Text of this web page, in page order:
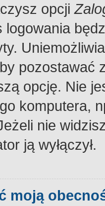
opcji
logowania
pozostawać
opcję. Nie
komputera,
nie
ją wyłączył.
moją